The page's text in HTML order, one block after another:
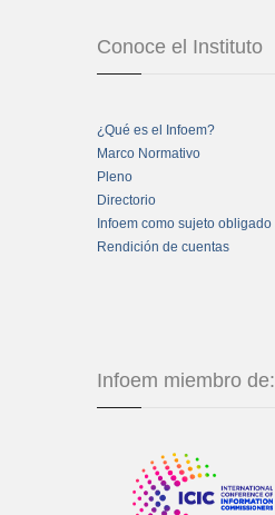
Conoce el Instituto
¿Qué es el Infoem?
Marco Normativo
Pleno
Directorio
Infoem como sujeto obligado
Rendición de cuentas
Infoem miembro de: